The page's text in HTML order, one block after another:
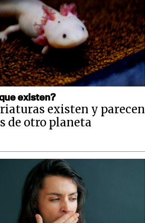
existen?
existen y parecen
de otro planeta